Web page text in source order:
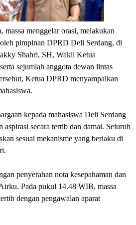
massa menggelar orasi, melakukan
pimpinan DPRD Deli Serdang, di
Shahri, SH, Wakil Ketua
sejumlah anggota dewan lintas
Ketua DPRD menyampaikan
kepada mahasiswa Deli Serdang
aspirasi secara tertib dan damai. Seluruh
sesuai mekanisme yang berlaku di
penyerahan nota kesepahaman dan
Pada pukul 14.48 WIB, massa
dengan pengawalan aparat